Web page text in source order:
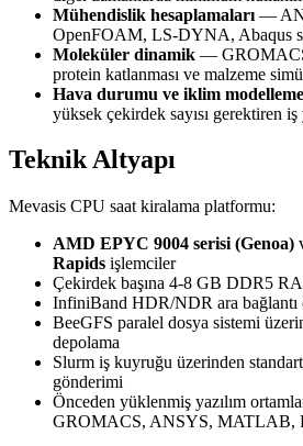
Mühendislik hesaplamaları —
OpenFOAM, LS-DYNA, Abaqus
Moleküler dinamik —
protein katlanması ve malzeme
Hava durumu ve iklim modelleme
yüksek çekirdek sayısı gerektiren
Teknik Altyapı
Mevasis CPU saat kiralama platformu:
AMD EPYC 9004 serisi (Genoa)
Rapids işlemciler
Çekirdek başına 4-8 GB DDR5
InfiniBand HDR/NDR ara bağlantı
BeeGFS paralel dosya sistemi
depolama
Slurm iş kuyruğu üzerinden standart
gönderimi
Önceden yüklenmiş yazılım
GROMACS, ANSYS, MATLAB,